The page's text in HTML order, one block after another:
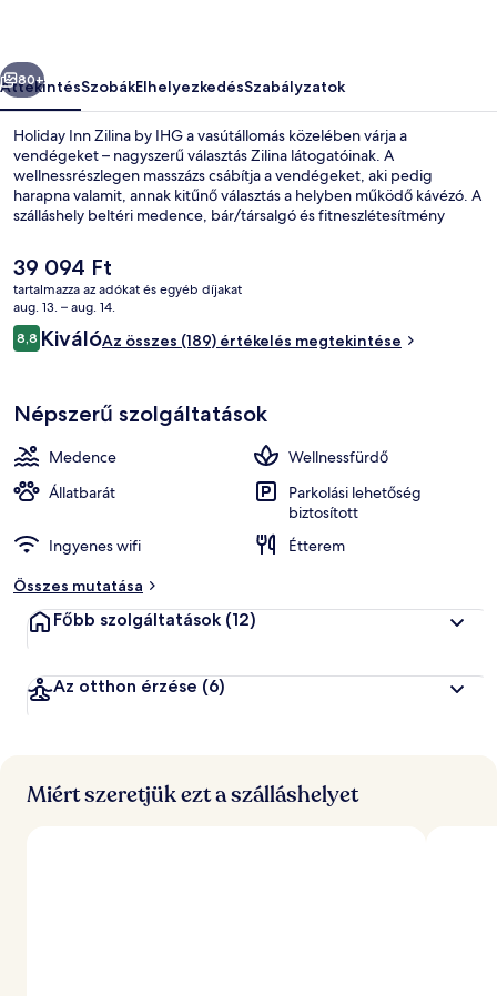
Következő
80+
ÁttekintésSzobákElhelyezkedésSzabályzatok
Holiday Inn Zilina by IHG a vasútállomás közelében várja a
vendégeket – nagyszerű választás Zilina látogatóinak. A
wellnessrészlegen masszázs csábítja a vendégeket, aki pedig
harapna valamit, annak kitűnő választás a helyben működő kávézó. A
szálláshely beltéri medence, bár/társalgó és fitneszlétesítmény
jellemzőit: a szálláshely általános állapota.
A
jelenlegi
ár
39 094 Ft
39 094 Ft
tartalmazza az adókat és egyéb díjakat
aug. 13. – aug. 14.
Értékelések
8,88,8 ennyiből: 10
KiválóAz összes (189) értékelés megtekintése
Népszerű szolgáltatások
Medence
Wellnessfürdő
Állatbarát
Parkolási lehetőség
biztosított
Ingyenes wifi
Étterem
Összes mutatása
Főbb szolgáltatások (12)
Az otthon érzése (6)
Miért szeretjük ezt a szálláshelyet